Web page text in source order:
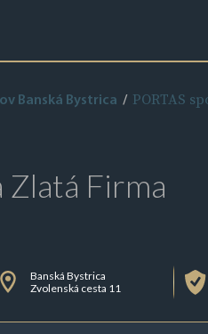
Banská Bystrica PORTAS
Zlatá Firma
Banská Bystrica
Zvolenská cesta 11